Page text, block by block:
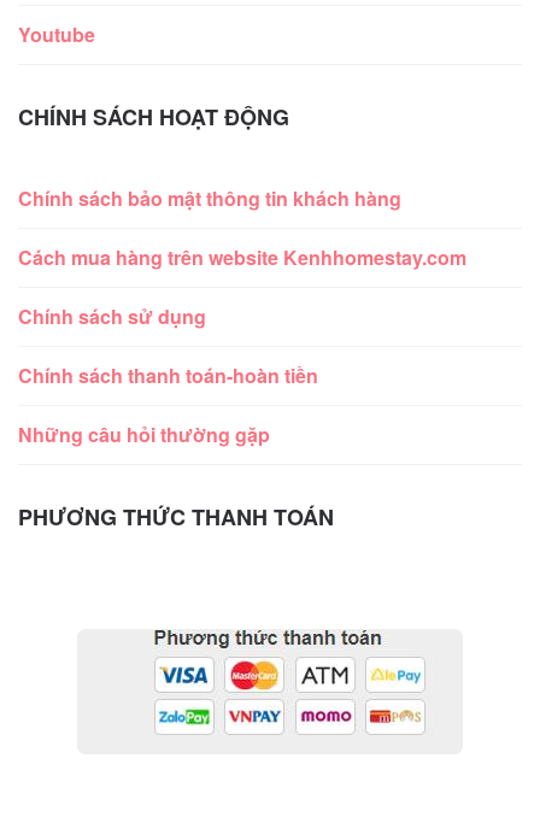
Youtube
CHÍNH SÁCH HOẠT ĐỘNG
Chính sách bảo mật thông tin khách hàng
Cách mua hàng trên website Kenhhomestay.com
Chính sách sử dụng
Chính sách thanh toán-hoàn tiền
Những câu hỏi thường gặp
PHƯƠNG THỨC THANH TOÁN